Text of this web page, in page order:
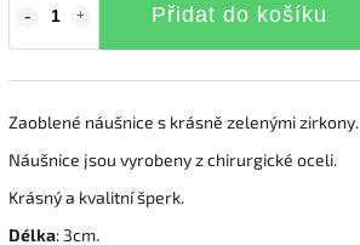
Přidat do košíku
Zaoblené náušnice s krásně zelenými zirkony.
Náušnice jsou vyrobeny z chirurgické oceli.
Krásný a kvalitní šperk.
Délka: 3cm.